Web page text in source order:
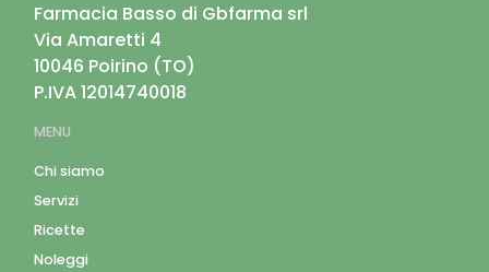
Farmacia Basso di Gbfarma srl
Via Amaretti 4
10046 Poirino (TO)
P.IVA12014740018
MENU
Chi siamo
Servizi
Ricette
Noleggi